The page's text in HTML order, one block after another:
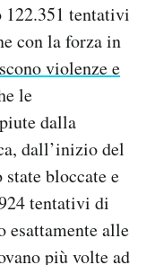
122.351 tentativi
con la forza in
violenze e
le
dalla
dall’inizio del
bloccate e
tentativi di
esattamente alle
più volte ad